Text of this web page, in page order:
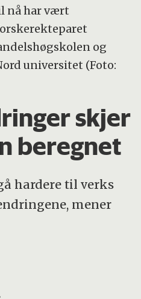
nå har vært
og
universitet (Foto:
skjer
beregnet
hardere til verks
mener